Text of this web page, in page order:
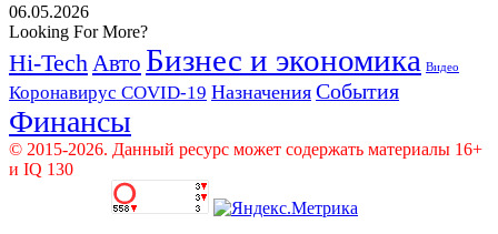
06.05.2026
Looking For More?
Hi-Tech Авто Бизнес и экономика Видео
Коронавирус COVID-19 Назначения События
Финансы
© 2015-2026. Данный ресурс может содержать материалы 16+
и IQ 130